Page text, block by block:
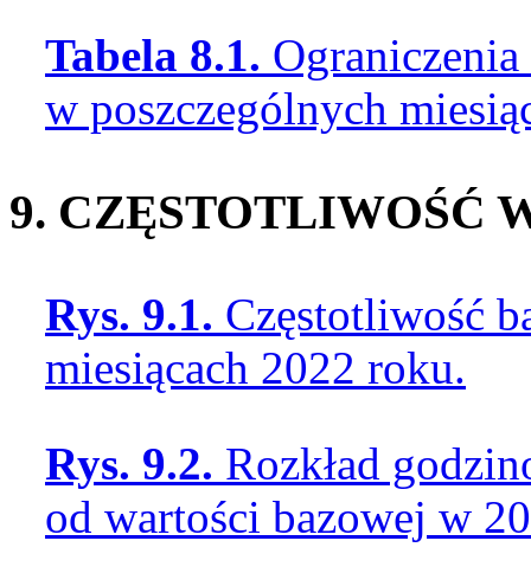
Tabela 8.1.
w poszczególnych
9. CZĘSTOTLIWOŚĆ
Rys. 9.1. Częstotliwość
miesiącach 2022 roku.
Rys. 9.2. Rozkład
od wartości bazowej w